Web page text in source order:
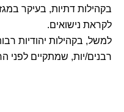
בקהילות דתיות, בעיקר
לקראת נישואים.
למשל, בקהילות יהודיות
רבנים/יות, שמתקיים לפני